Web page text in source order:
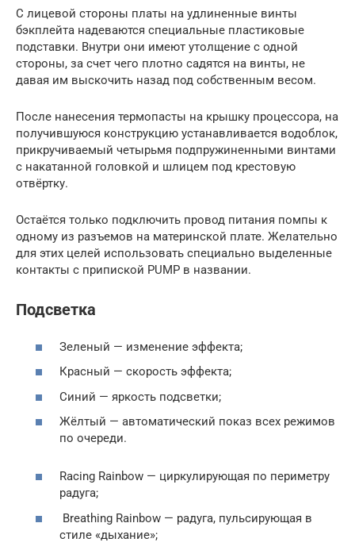
С лицевой стороны платы на удлиненные винты
бэкплейта надеваются специальные пластиковые
подставки. Внутри они имеют утолщение с одной
стороны, за счет чего плотно садятся на винты, не
давая им выскочить назад под собственным весом.
После нанесения термопасты на крышку процессора, на
получившуюся конструкцию устанавливается водоблок,
прикручиваемый четырьмя подпружиненными винтами
с накатанной головкой и шлицем под крестовую
отвёртку.
Остаётся только подключить провод питания помпы к
одному из разъемов на материнской плате. Желательно
для этих целей использовать специально выделенные
контакты с припиской PUMP в названии.
Подсветка
Зеленый — изменение эффекта;
Красный — скорость эффекта;
Синий — яркость подсветки;
Жёлтый — автоматический показ всех режимов
по очереди.
Racing Rainbow — циркулирующая по периметру
радуга;
Breathing Rainbow — радуга, пульсирующая в
стиле «дыхание»;